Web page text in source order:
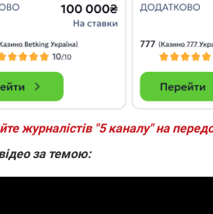
журналістів "5 каналу" на
за темою: